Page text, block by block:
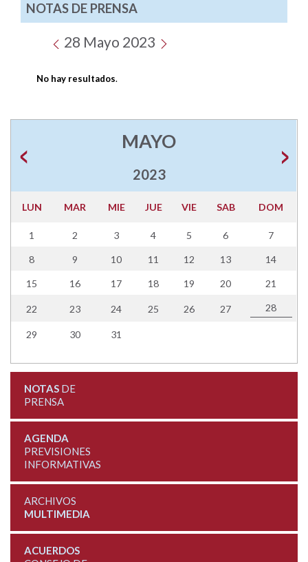
NOTAS DE PRENSA
28 Mayo 2023
No hay resultados.
MAYO
2023
LUN MAR MIE JUE VIE SAB DOM
1 2 3 4 5 6 7
8 9 10 11 12 13 14
15 16 17 18 19 20 21
22 23 24 25 26 27 28
29 30 31
NOTASDE
PRENSA
AGENDA
PREVISIONES
INFORMATIVAS
ARCHIVOS
MULTIMEDIA
ACUERDOS